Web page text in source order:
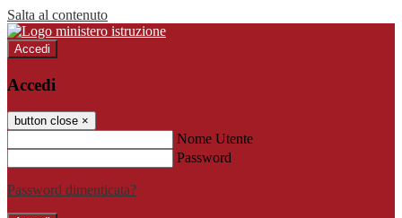
Salta al contenuto
Accedi
Accedi
button close ×
Nome Utente
Password
Password dimenticata?